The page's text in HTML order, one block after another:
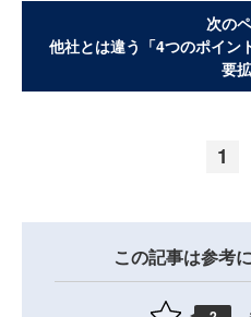
次の
他社とは違う「4つのポイ
要
1
この記事は参考